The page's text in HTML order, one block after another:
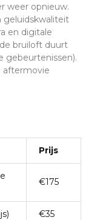
weer opnieuw.
geluidskwaliteit
en digitale
bruiloft duurt
gebeurtenissen).
aftermovie
Prijs
€175
€35